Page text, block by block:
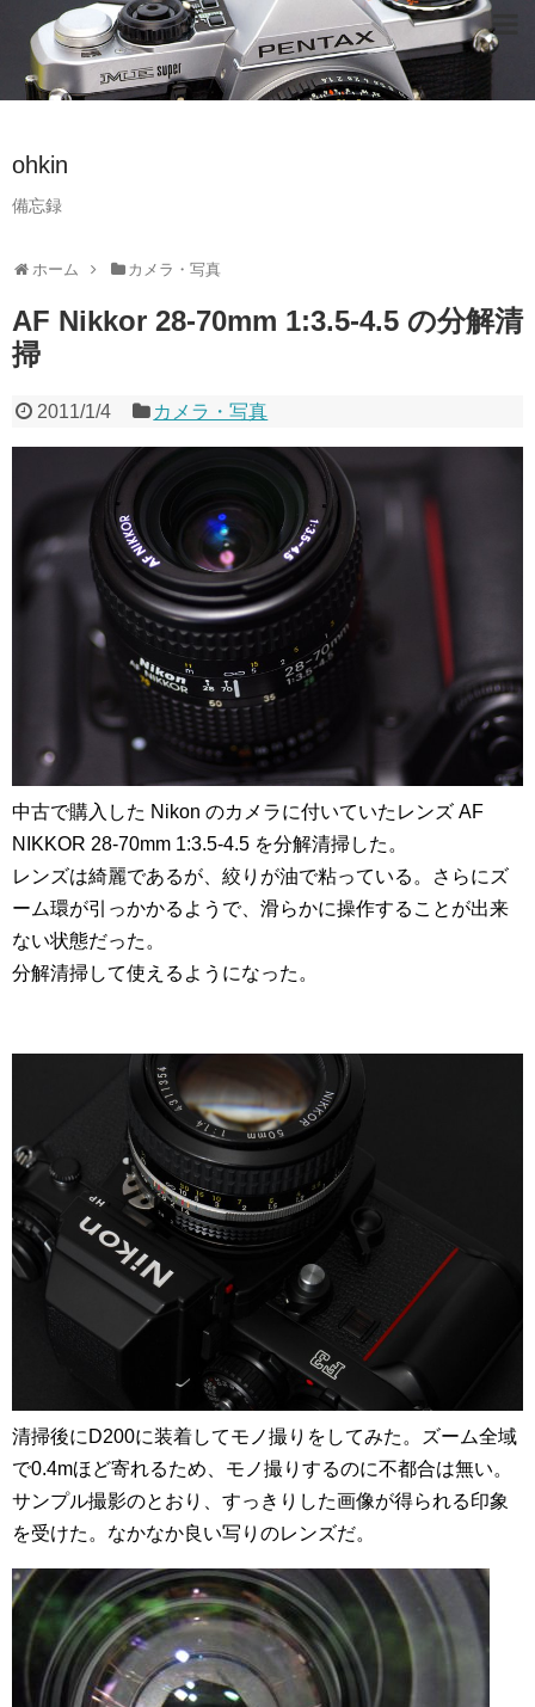
ohkin
備忘録
ホーム カメラ・写真
AF Nikkor 28-70mm 1:3.5-4.5 の分解清
掃
2011/1/4 カメラ・写真
中古で購入した Nikon のカメラに付いていたレンズ AF
NIKKOR 28-70mm 1:3.5-4.5 を分解清掃した。
レンズは綺麗であるが、絞りが油で粘っている。さらにズ
ーム環が引っかかるようで、滑らかに操作することが出来
ない状態だった。
分解清掃して使えるようになった。
清掃後にD200に装着してモノ撮りをしてみた。ズーム全域
で0.4mほど寄れるため、モノ撮りするのに不都合は無い。
サンプル撮影のとおり、すっきりした画像が得られる印象
を受けた。なかなか良い写りのレンズだ。